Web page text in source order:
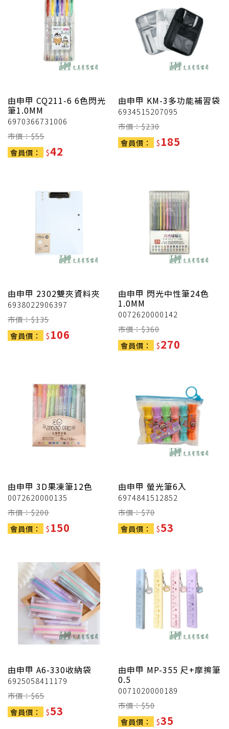
由申甲 CQ211-6 6色閃光
筆1.0MM
6970366731006
市價：$55
會員價：
$42
由申甲 KM-3多功能補習袋
6934515207095
市價：$230
會員價：
$185
由申甲 2302雙夾資料夾
6938022906397
市價：$135
會員價：
$106
由申甲 閃光中性筆24色
1.0MM
0072620000142
市價：$360
會員價：
$270
由申甲 3D果凍筆12色
0072620000135
市價：$200
會員價：
$150
由申甲 螢光筆6入
6974841512852
市價：$70
會員價：
$53
由申甲 A6-330收納袋
6925058411179
市價：$65
會員價：
$53
由申甲 MP-355 尺+摩擦筆
0.5
0071020000189
市價：$50
會員價：
$35